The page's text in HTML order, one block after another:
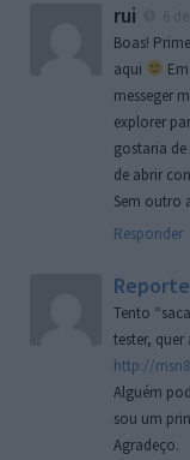
rui
Boas!
aqui
messeger
explorer
gostaria de
de abrir
Sem outro
Responder
Tento
tester,
http://
Alguém
sou um
Agradeço.